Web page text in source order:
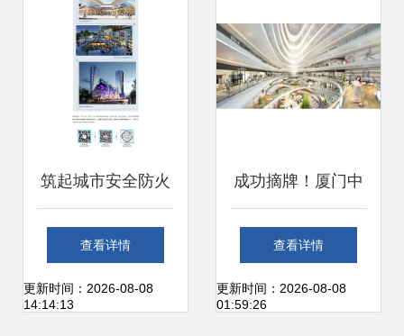
会
筑起城市安全防火
墙——《大型商业
综合体消防安全管
查看详情
更新时间：2026-08-08
14:14:13
成功摘牌！厦门中
心预计2022年10月
前开业运营，网络
查看详情
更新时间：2026-08-08
01:59:26